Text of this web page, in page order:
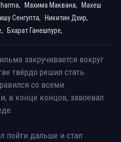
Махима Маквана,
Махеш
Сенгупта,
Никитин Дхир,
Бхарат Ганешпуре,
закручивается вокруг
твёрдо решил стать
со всеми
в конце концов, завоевал
пойти дальше и стал